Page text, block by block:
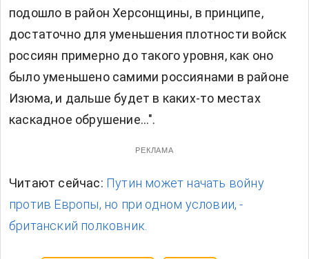
подошло в район Херсонщины, в принципе,
достаточно для уменьшения плотности войск
россиян примерно до такого уровня, как оно
было уменьшено самими россиянами в районе
Изюма, и дальше будет в каких-то местах
каскадное обрушение…".
РЕКЛАМА
Читают сейчас: Путин может начать войну
против Европы, но при одном условии, -
британский полковник.